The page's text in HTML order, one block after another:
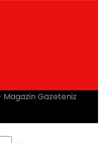
· Magazin Gazeteniz